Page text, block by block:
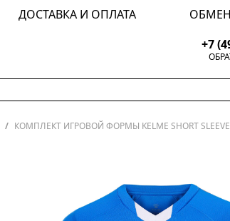
ДОСТАВКА И ОПЛАТА
+7
КОМПЛЕКТ ИГРОВОЙ ФОРМЫ KELME SHORT SLEEVE